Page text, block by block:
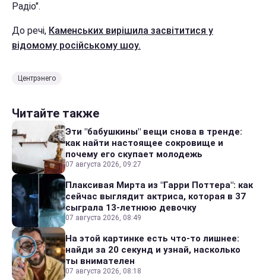
Радіо".
До речі, Каменських вирішила засвітитися у
відомому російському шоу.
Центрэнего
Читайте также
Эти "бабушкины" вещи снова в тренде:
как найти настоящее сокровище и
почему его скупает молодежь
07 августа 2026, 09:27
Плаксивая Мирта из "Гарри Поттера": как
сейчас выглядит актриса, которая в 37
сыграла 13-летнюю девочку
07 августа 2026, 08:49
На этой картинке есть что-то лишнее:
найди за 20 секунд и узнай, насколько
ты внимателен
07 августа 2026, 08:18